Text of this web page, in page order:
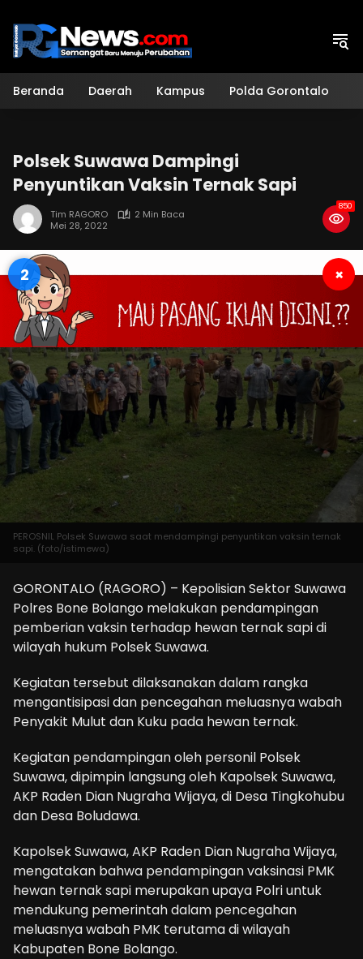
konten
Beranda Daerah Kampus Polda Gorontalo
Polsek Suwawa Dampingi
Penyuntikan Vaksin Ternak Sapi
Tim RAGORO
2 Min Baca
Mei 28, 2022
850
1 ×
PEROSNIL Polsek Suwawa saat mendampingi penyuntikan vaksin ternak
sapi. (foto/istimewa)
GORONTALO (RAGORO) – Kepolisian Sektor Suwawa
Polres Bone Bolango melakukan pendampingan
pemberian vaksin terhadap hewan ternak sapi di
wilayah hukum Polsek Suwawa.
Kegiatan tersebut dilaksanakan dalam rangka
mengantisipasi dan pencegahan meluasnya wabah
Penyakit Mulut dan Kuku pada hewan ternak.
Kegiatan pendampingan oleh personil Polsek
Suwawa, dipimpin langsung oleh Kapolsek Suwawa,
AKP Raden Dian Nugraha Wijaya, di Desa Tingkohubu
dan Desa Boludawa.
Kapolsek Suwawa, AKP Raden Dian Nugraha Wijaya,
mengatakan bahwa pendampingan vaksinasi PMK
hewan ternak sapi merupakan upaya Polri untuk
mendukung pemerintah dalam pencegahan
meluasnya wabah PMK terutama di wilayah
Kabupaten Bone Bolango.